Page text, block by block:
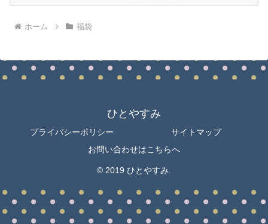
ホーム 福袋
ひとやすみ
プライバシーポリシー
サイトマップ
お問い合わせはこちらへ
© 2019 ひとやすみ.